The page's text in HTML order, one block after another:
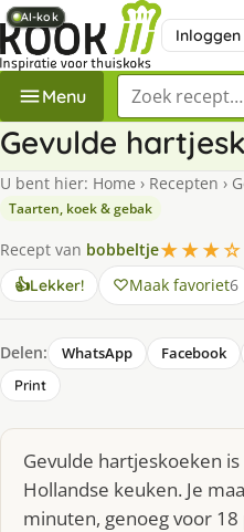
Inloggen
Menu Zoek een recept
Gevulde
U bent hier: Home › Recepten ›
Taarten, koek & gebak
Recept van bobbeltje
👍Lekker! Maak favoriet6
Delen: WhatsApp Facebook
Print
Gevulde hartjeskoeken
Hollandse keuken. Je
minuten, genoeg voor
AI-kok
AI-kok
AI-kok
AI-kok